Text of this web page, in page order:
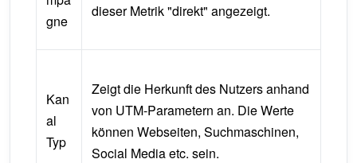
gne
dieser Metrik "direkt" angezeigt.
Kan
al
Typ
Zeigt die Herkunft des Nutzers anhand
von UTM-Parametern an. Die Werte
können Webseiten, Suchmaschinen,
Social Media etc. sein.